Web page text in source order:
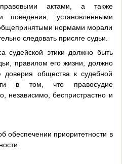
актами, а также
установленными
нормами морали
следовать присяге судьи.
судейской этики должно быть
правилом его жизни, должно
доверия общества к судебной
в том, что правосудие
независимо, беспристрастно и
обеспечении приоритетности в